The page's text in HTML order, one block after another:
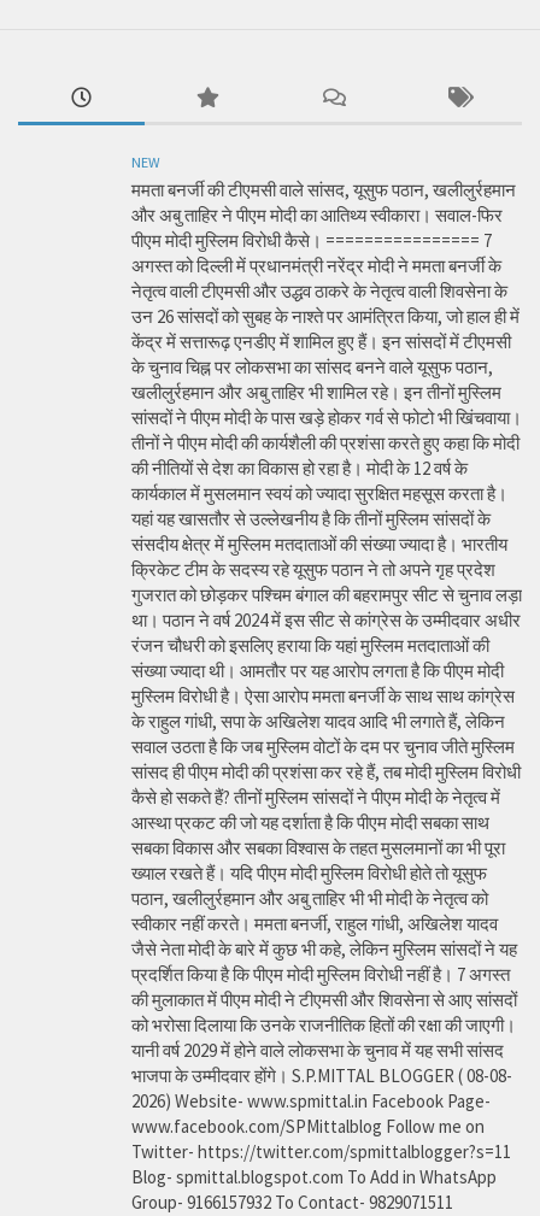
NEW
ममता बनर्जी की टीएमसी वाले सांसद, यूसुफ पठान, खलीलुर्रहमान
और अबु ताहिर ने पीएम मोदी का आतिथ्य स्वीकारा। सवाल-फिर
पीएम मोदी मुस्लिम विरोधी कैसे। ================ 7
अगस्त को दिल्ली में प्रधानमंत्री नरेंद्र मोदी ने ममता बनर्जी के
नेतृत्व वाली टीएमसी और उद्धव ठाकरे के नेतृत्व वाली शिवसेना के
उन 26 सांसदों को सुबह के नाश्ते पर आमंत्रित किया, जो हाल ही में
केंद्र में सत्तारूढ़ एनडीए में शामिल हुए हैं। इन सांसदों में टीएमसी
के चुनाव चिह्न पर लोकसभा का सांसद बनने वाले यूसुफ पठान,
खलीलुर्रहमान और अबु ताहिर भी शामिल रहे। इन तीनों मुस्लिम
सांसदों ने पीएम मोदी के पास खड़े होकर गर्व से फोटो भी खिंचवाया।
तीनों ने पीएम मोदी की कार्यशैली की प्रशंसा करते हुए कहा कि मोदी
की नीतियों से देश का विकास हो रहा है। मोदी के 12 वर्ष के
कार्यकाल में मुसलमान स्वयं को ज्यादा सुरक्षित महसूस करता है।
यहां यह खासतौर से उल्लेखनीय है कि तीनों मुस्लिम सांसदों के
संसदीय क्षेत्र में मुस्लिम मतदाताओं की संख्या ज्यादा है। भारतीय
क्रिकेट टीम के सदस्य रहे यूसुफ पठान ने तो अपने गृह प्रदेश
गुजरात को छोड़कर पश्चिम बंगाल की बहरामपुर सीट से चुनाव लड़ा
था। पठान ने वर्ष 2024 में इस सीट से कांग्रेस के उम्मीदवार अधीर
रंजन चौधरी को इसलिए हराया कि यहां मुस्लिम मतदाताओं की
संख्या ज्यादा थी। आमतौर पर यह आरोप लगता है कि पीएम मोदी
मुस्लिम विरोधी है। ऐसा आरोप ममता बनर्जी के साथ साथ कांग्रेस
के राहुल गांधी, सपा के अखिलेश यादव आदि भी लगाते हैं, लेकिन
सवाल उठता है कि जब मुस्लिम वोटों के दम पर चुनाव जीते मुस्लिम
सांसद ही पीएम मोदी की प्रशंसा कर रहे हैं, तब मोदी मुस्लिम विरोधी
कैसे हो सकते हैं? तीनों मुस्लिम सांसदों ने पीएम मोदी के नेतृत्व में
आस्था प्रकट की जो यह दर्शाता है कि पीएम मोदी सबका साथ
सबका विकास और सबका विश्वास के तहत मुसलमानों का भी पूरा
ख्याल रखते हैं। यदि पीएम मोदी मुस्लिम विरोधी होते तो यूसुफ
पठान, खलीलुर्रहमान और अबु ताहिर भी भी मोदी के नेतृत्व को
स्वीकार नहीं करते। ममता बनर्जी, राहुल गांधी, अखिलेश यादव
जैसे नेता मोदी के बारे में कुछ भी कहे, लेकिन मुस्लिम सांसदों ने यह
प्रदर्शित किया है कि पीएम मोदी मुस्लिम विरोधी नहीं है। 7 अगस्त
की मुलाकात में पीएम मोदी ने टीएमसी और शिवसेना से आए सांसदों
को भरोसा दिलाया कि उनके राजनीतिक हितों की रक्षा की जाएगी।
यानी वर्ष 2029 में होने वाले लोकसभा के चुनाव में यह सभी सांसद
भाजपा के उम्मीदवार होंगे। S.P.MITTAL BLOGGER ( 08-08-
2026) Website- www.spmittal.in Facebook Page-
www.facebook.com/SPMittalblog Follow me on
Twitter- https://twitter.com/spmittalblogger?s=11
Blog- spmittal.blogspot.com To Add in WhatsApp
Group- 9166157932 To Contact- 9829071511